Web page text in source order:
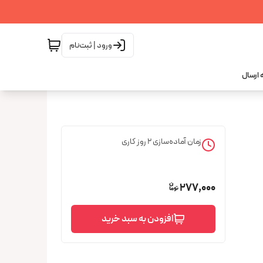
ورود | ثبت‌نام
ارسال
زمان آماده‌سازی2روز کاری
277,000
افزودن به سبد خرید